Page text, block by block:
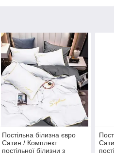
Постільна білизна євро
Сатин / Комплект
постільної білизни з